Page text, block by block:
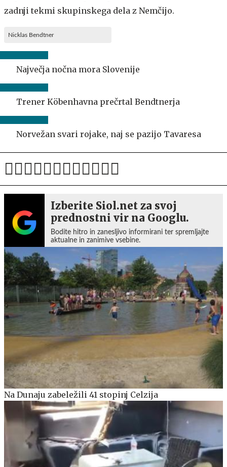
zadnji tekmi skupinskega dela z Nemčijo.
Nicklas Bendtner
Največja nočna mora Slovenije
Trener Köbenhavna prečrtal Bendtnerja
Norvežan svari rojake, naj se pazijo Tavaresa
Izberite Siol.net za svoj
prednostni vir na Googlu.
Bodite hitro in zanesljivo informirani ter spremljajte
aktualne in zanimive vsebine.
Na Dunaju zabeležili 41 stopinj Celzija